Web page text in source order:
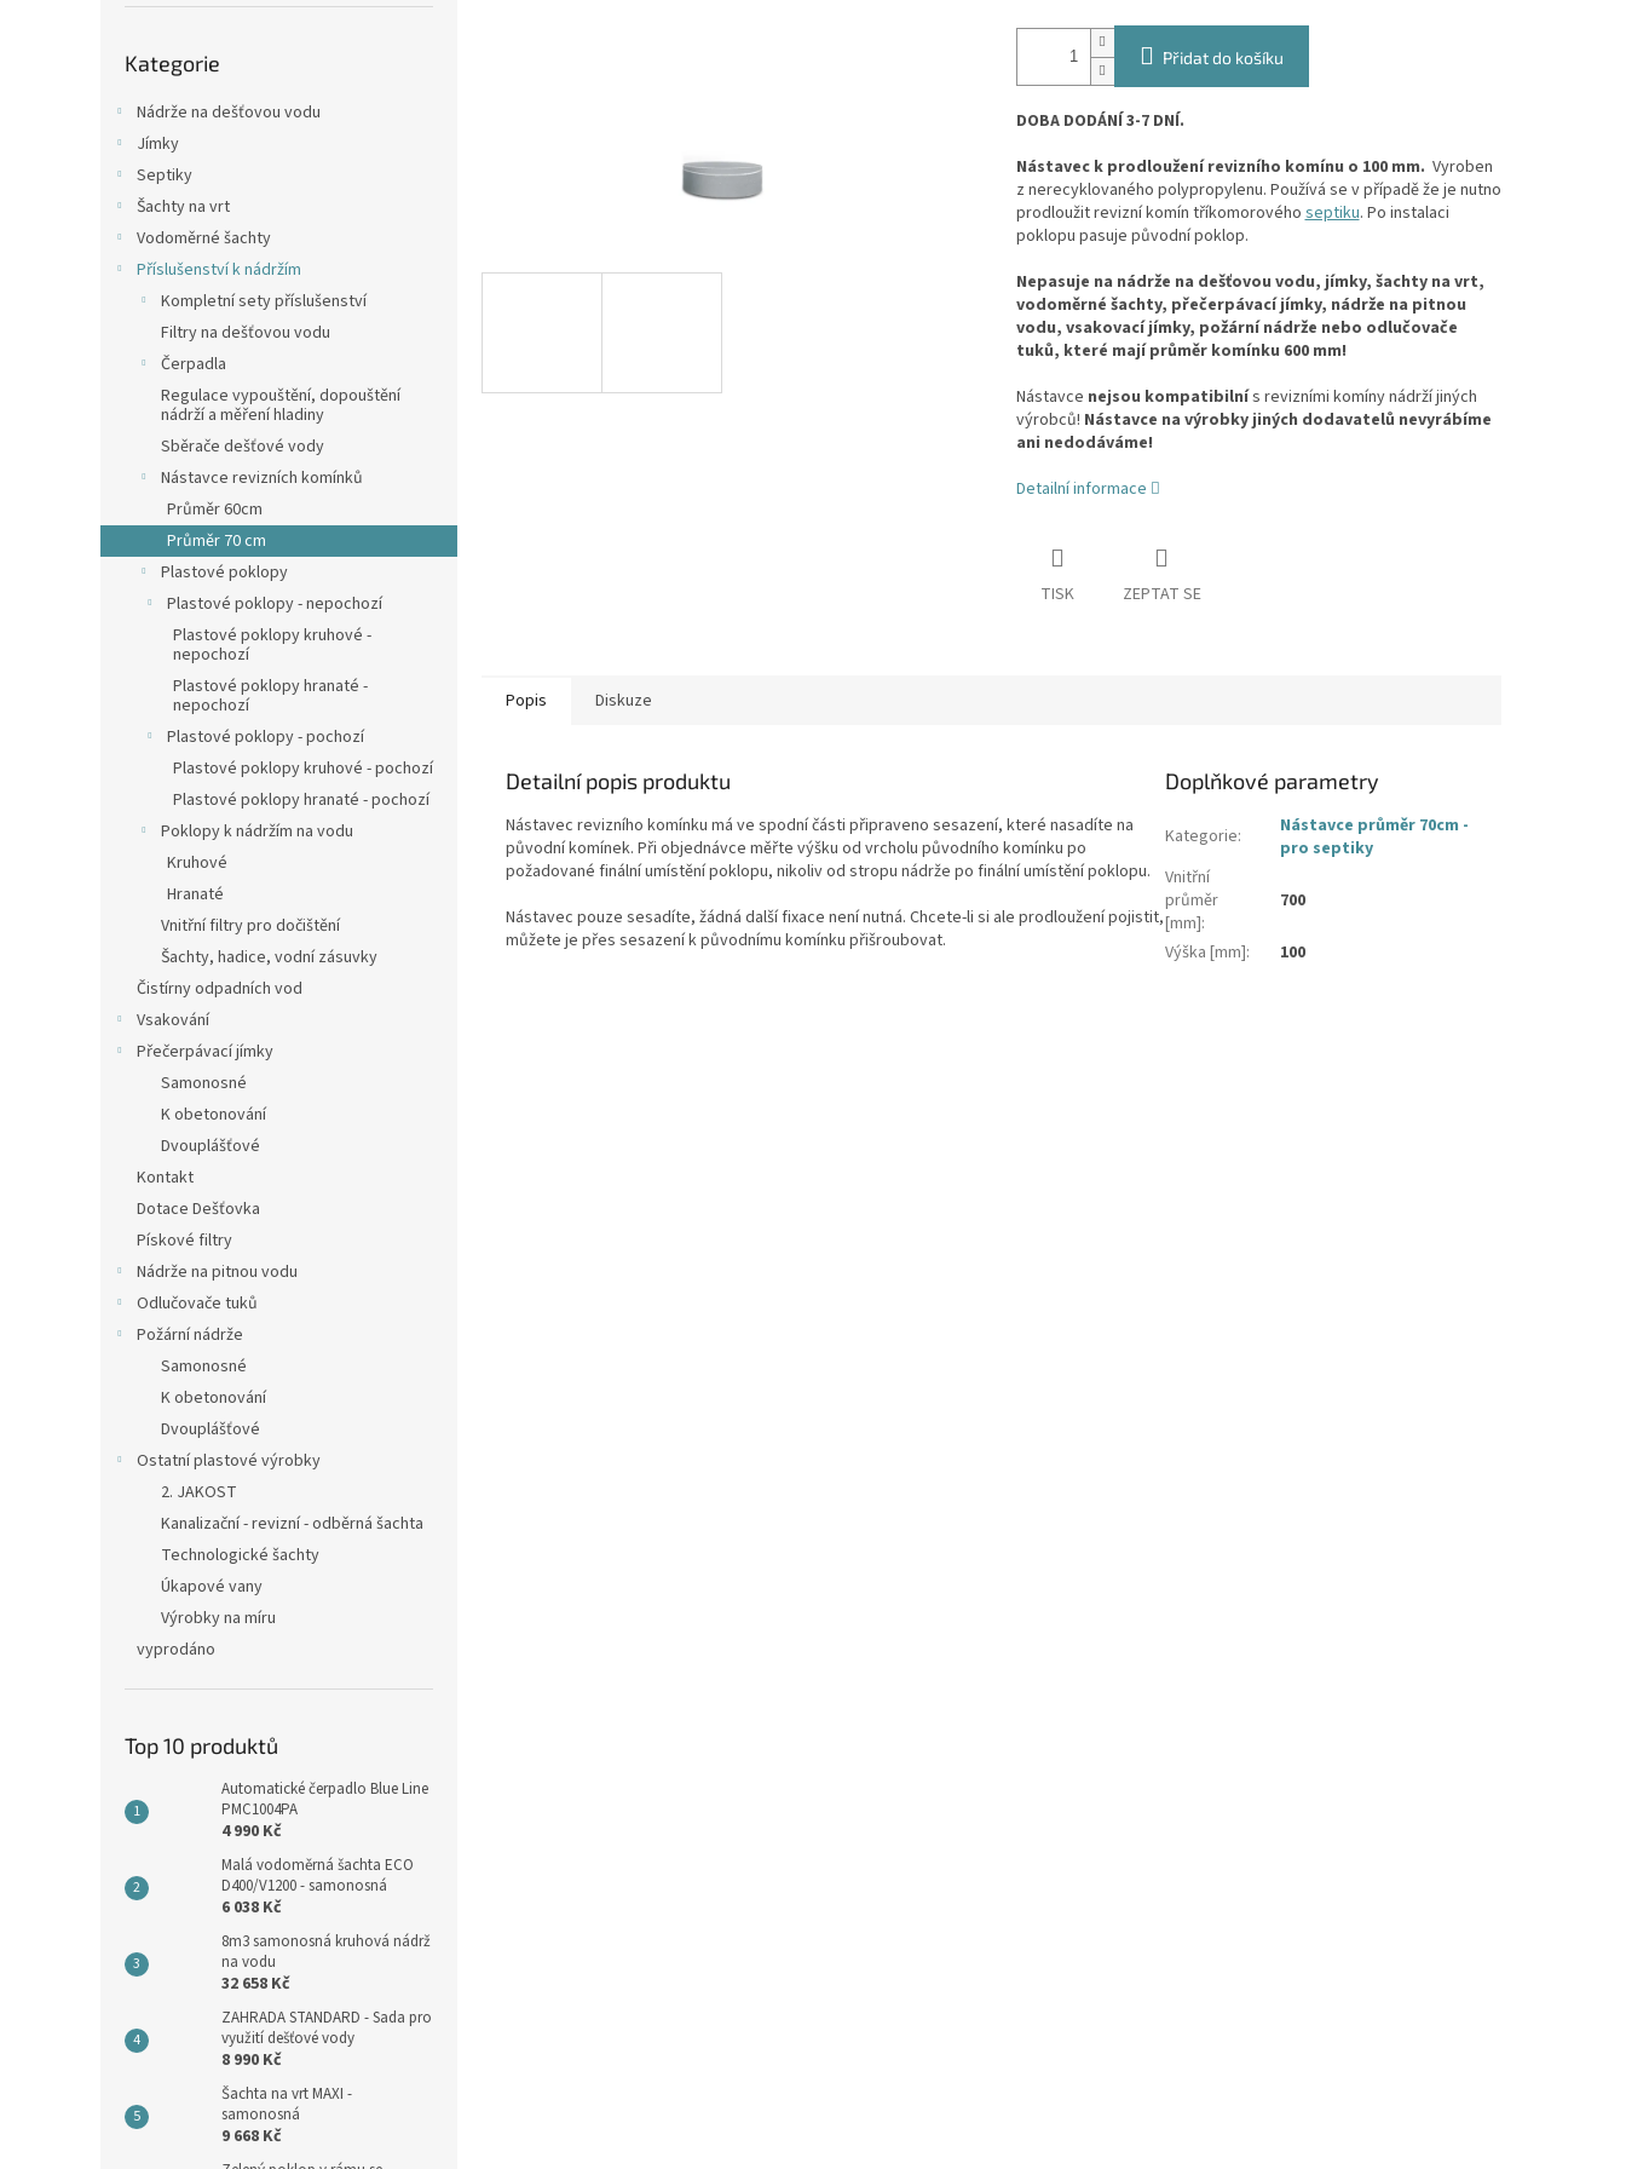
kategorie
Kategorie
Nádrže na dešťovou vodu
Jímky
Septiky
Šachty na vrt
Vodoměrné šachty
Příslušenství k nádržím
Kompletní sety příslušenství
Filtry na dešťovou vodu
Čerpadla
Regulace vypouštění, dopouštění
nádrží a měření hladiny
Sběrače dešťové vody
Nástavce revizních komínků
Průměr 60cm
Průměr 70 cm
Plastové poklopy
Plastové poklopy - nepochozí
Plastové poklopy kruhové -
nepochozí
Plastové poklopy hranaté -
nepochozí
Plastové poklopy - pochozí
Plastové poklopy kruhové - pochozí
Plastové poklopy hranaté - pochozí
Poklopy k nádržím na vodu
Kruhové
Hranaté
Vnitřní filtry pro dočištění
Šachty, hadice, vodní zásuvky
Čistírny odpadních vod
Vsakování
Přečerpávací jímky
Samonosné
K obetonování
Dvouplášťové
Kontakt
Dotace Dešťovka
Pískové filtry
Nádrže na pitnou vodu
Odlučovače tuků
Požární nádrže
Samonosné
K obetonování
Dvouplášťové
Ostatní plastové výrobky
2. JAKOST
Kanalizační - revizní - odběrná šachta
Technologické šachty
Úkapové vany
Výrobky na míru
vyprodáno
Top 10 produktů
Automatické čerpadlo Blue Line
PMC1004PA
4 990 Kč
Malá vodoměrná šachta ECO
D400/V1200 - samonosná
6 038 Kč
8m3 samonosná kruhová nádrž
na vodu
32 658 Kč
ZAHRADA STANDARD - Sada pro
využití dešťové vody
8 990 Kč
Šachta na vrt MAXI -
samonosná
9 668 Kč
Přidat do košíku
DOBA DODÁNÍ 3-7 DNÍ.
Nástavec k prodloužení revizního komínu o 100 mm. Vyroben
z nerecyklovaného polypropylenu. Používá se v případě že je nutno
prodloužit revizní komín tříkomorovéhoseptiku. Po instalaci
poklopu pasuje původní poklop.
Nepasuje na nádrže na dešťovou vodu, jímky, šachty na vrt,
vodoměrné šachty, přečerpávací jímky, nádrže na pitnou
vodu, vsakovací jímky, požární nádrže nebo odlučovače
tuků, které mají průměr komínku 600 mm!
Nástavce nejsou kompatibilnís revizními komíny nádrží jiných
výrobců! Nástavce na výrobky jiných dodavatelů nevyrábíme
ani nedodáváme!
Detailní informace
TISK ZEPTAT SE
Popis Diskuze
Detailní popis produktu
Nástavec revizního komínku má ve spodní části připraveno sesazení, které nasadíte na
původní komínek. Při objednávce měřte výšku od vrcholu původního komínku po
požadované finální umístění poklopu, nikoliv od stropu nádrže po finální umístění poklopu.
Nástavec pouze sesadíte, žádná další fixace není nutná. Chcete-li si ale prodloužení pojistit,
můžete je přes sesazení k původnímu komínku přišroubovat.
Doplňkové parametry
Kategorie:
Nástavce průměr 70cm -
pro septiky
Vnitřní
průměr
[mm]:
700
Výška [mm]: 100